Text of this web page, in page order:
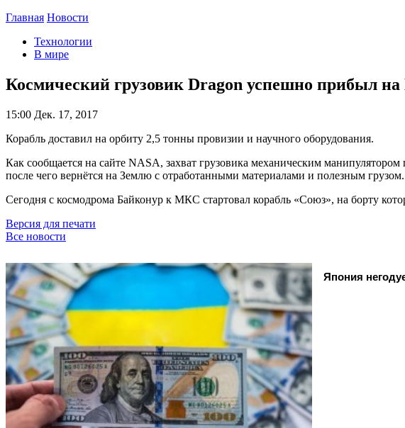
Главная Новости
Технологии
В мире
Космический грузовик Dragon успешно прибыл
15:00 Дек. 17, 2017
Корабль доставил на орбиту 2,5 тонны провизии и научного оборудования.
Как сообщается на сайте NASA, захват грузовика механическим
после чего вернётся на Землю с отработанными материалами и полезным грузом.
Сегодня с космодрома Байконур к МКС стартовал корабль «Союз», на борту
Версия для печати
Все новости
Япония